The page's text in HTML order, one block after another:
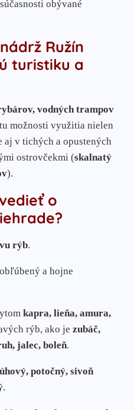
obývané
Ružín
turistiku a
vodných trampov
možnosti využitia nielen
aj v tichých a opustených
ostrovčekmi (skalnatý
).
o
rýb.
a hojne
kapra, lieňa, amura,
rýb, ako je zubáč,
jalec, boleň.
potočný, sivoň
.